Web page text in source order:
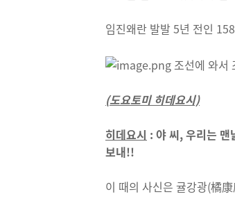
임진왜란 발발 5년 전인
(도요토미 히데요시)
히데요시 : 야 씨, 우리는 맨
보내!!
이 때의 사신은 귤강광(橘